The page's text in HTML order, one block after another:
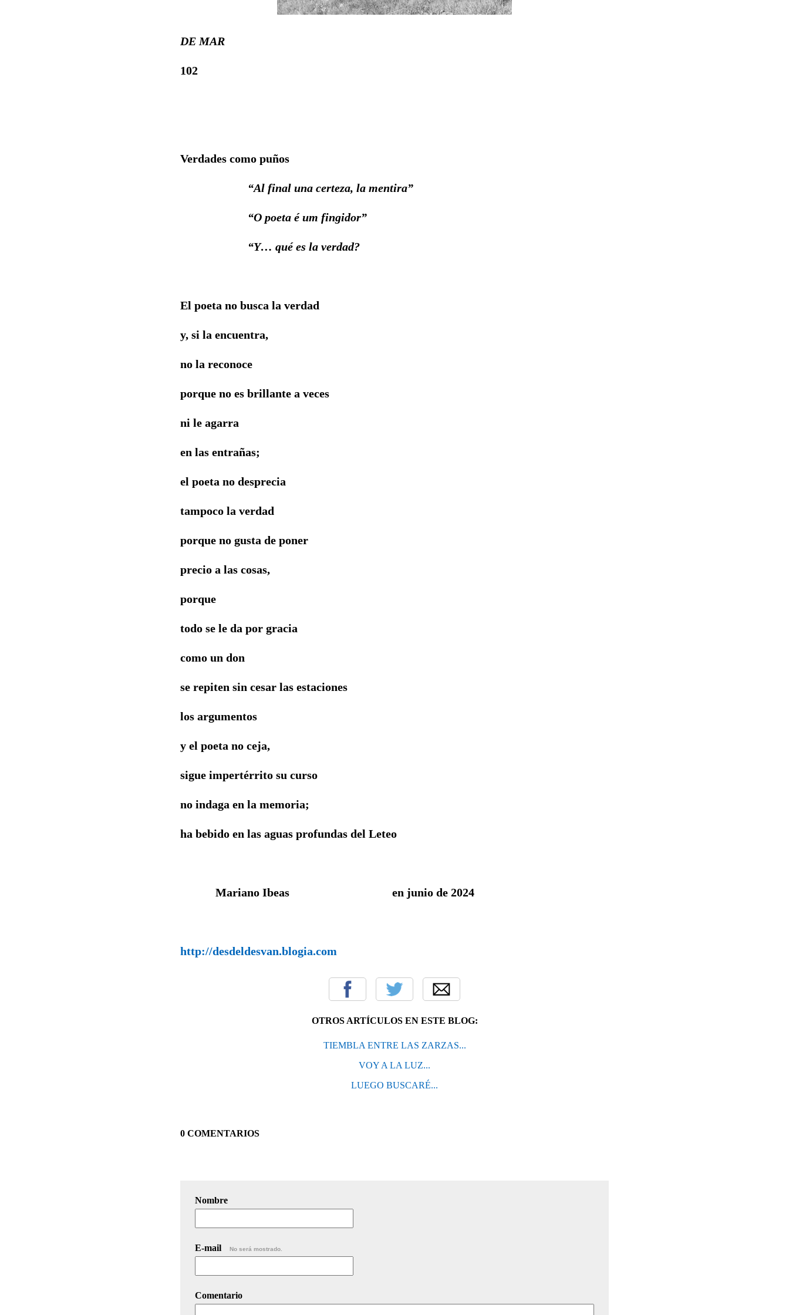
DE MAR
102
Verdades como puños
“Al final una certeza, la mentira”
“O poeta é um fingidor”
“Y… qué es la verdad?
El poeta no busca la verdad
y, si la encuentra,
no la reconoce
porque no es brillante a veces
ni le agarra
en las entrañas;
el poeta no desprecia
tampoco la verdad
porque no gusta de poner
precio a las cosas,
porque
todo se le da por gracia
como un don
se repiten sin cesar las estaciones
los argumentos
y el poeta no ceja,
sigue impertérrito su curso
no indaga en la memoria;
ha bebido en las aguas profundas del Leteo
Mariano Ibeas en junio de 2024
http://desdeldesvan.blogia.com
OTROS ARTÍCULOS EN ESTE BLOG:
TIEMBLA ENTRE LAS ZARZAS...
VOY A LA LUZ...
LUEGO BUSCARÉ...
0 COMENTARIOS
Nombre
E-mail No será mostrado.
Comentario